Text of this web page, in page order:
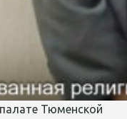
Тюменской